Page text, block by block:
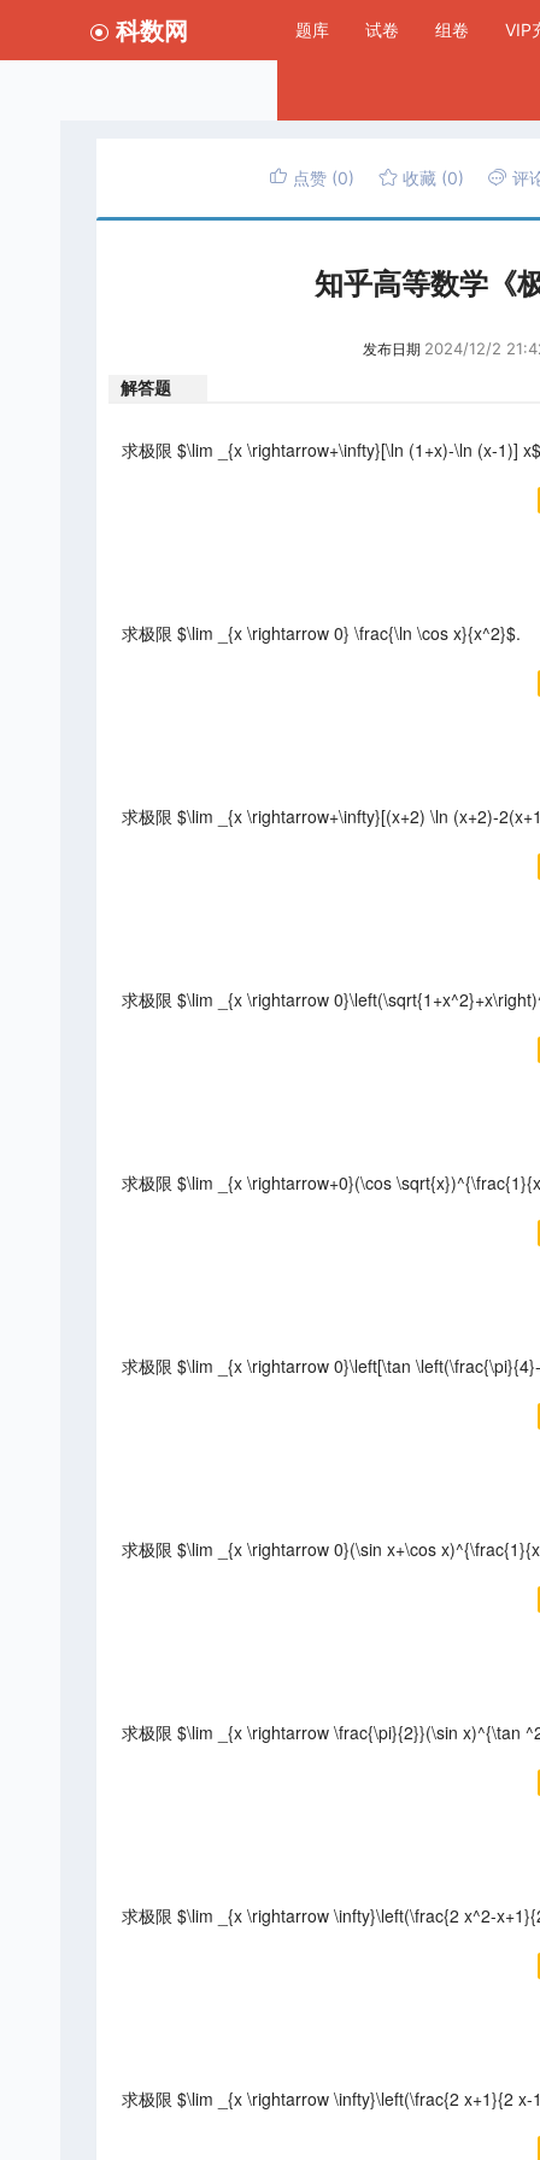
科数网 题库 试卷 组卷 VIP
点赞 (0) 收藏 (0) 评
知乎高等数学《
发布日期 2024/12/2
解答题
求极限 $\lim _{x \rightarrow+\infty}[\ln (1+x)-\ln (x-1)]
求极限 $\lim _{x \rightarrow 0} \frac{\ln \cos x}{x^2}$.
求极限 $\lim _{x \rightarrow+\infty}[(x+2) \ln (x+2)-
求极限 $\lim _{x \rightarrow
求极限 $\lim _{x \rightarrow+0}(\cos
求极限 $\lim _{x \rightarrow 0}\left[\tan
求极限 $\lim _{x \rightarrow 0}(\sin x+\cos
求极限 $\lim _{x \rightarrow \frac{\pi}{2}}(\sin x)^{\tan
求极限 $\lim _{x \rightarrow \infty}\left(\frac{2 x^2-
求极限 $\lim _{x \rightarrow \infty}\left(\frac{2 x+1}{2